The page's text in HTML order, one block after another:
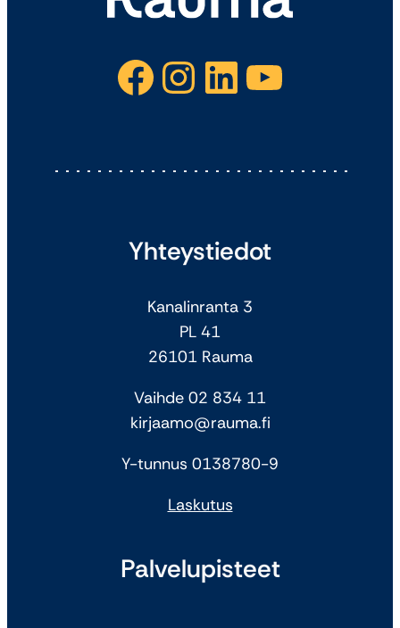
Facebook Instagram LinkedIn YouTube
Yhteystiedot
Kanalinranta 3
PL 41
26101 Rauma
Vaihde 02 834 11
kirjaamo@rauma.fi
Y-tunnus 0138780-9
Laskutus
Palvelupisteet